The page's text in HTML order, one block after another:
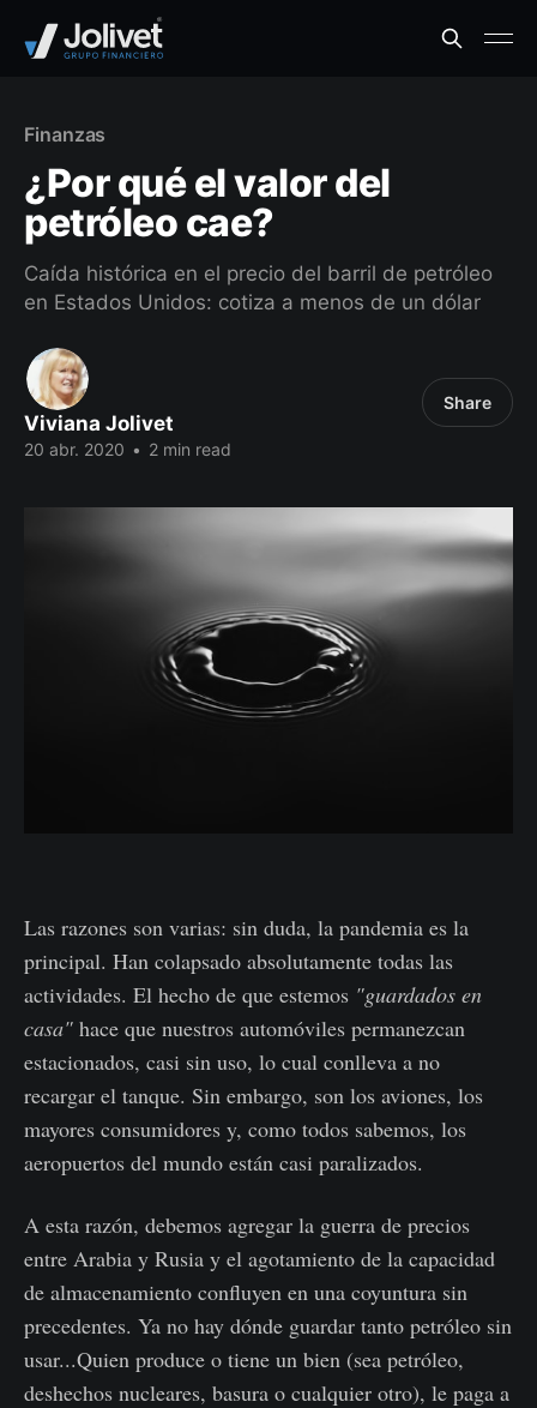
Finanzas
¿Por qué el valor del
petróleo cae?
Caída histórica en el precio del barril de petróleo
en Estados Unidos: cotiza a menos de un dólar
Viviana Jolivet
20 abr. 2020 • 2 min read
Share
Las razones son varias: sin duda, la pandemia es la
principal. Han colapsado absolutamente todas las
actividades. El hecho de que estemos "guardados en
casa" hace que nuestros automóviles permanezcan
estacionados, casi sin uso, lo cual conlleva a no
recargar el tanque. Sin embargo, son los aviones, los
mayores consumidores y, como todos sabemos, los
aeropuertos del mundo están casi paralizados.
A esta razón, debemos agregar la guerra de precios
entre Arabia y Rusia y el agotamiento de la capacidad
de almacenamiento confluyen en una coyuntura sin
precedentes. Ya no hay dónde guardar tanto petróleo sin
usar...Quien produce o tiene un bien (sea petróleo,
deshechos nucleares, basura o cualquier otro), le paga a